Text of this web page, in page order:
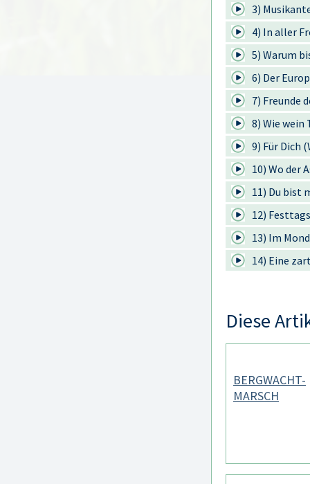
3)
4) In aller
5) Warum
6) Der
7) Freunde
8) Wie wein
9) Für Dich
10) Wo der
11) Du bist
12)
13) Im
14) Eine
Diese
BERGWACHT-
MARSCH